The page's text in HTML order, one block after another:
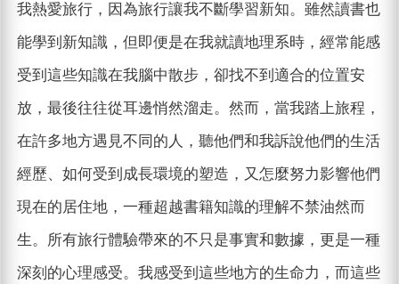
我熱愛旅行，因為旅行讓我不斷學習新知。雖然讀書也
能學到新知識，但即便是在我就讀地理系時，經常能感
受到這些知識在我腦中散步，卻找不到適合的位置安
放，最後往往從耳邊悄然溜走。然而，當我踏上旅程，
在許多地方遇見不同的人，聽他們和我訴說他們的生活
經歷、如何受到成長環境的塑造，又怎麼努力影響他們
現在的居住地，一種超越書籍知識的理解不禁油然而
生。所有旅行體驗帶來的不只是事實和數據，更是一種
深刻的心理感受。我感受到這些地方的生命力，而這些